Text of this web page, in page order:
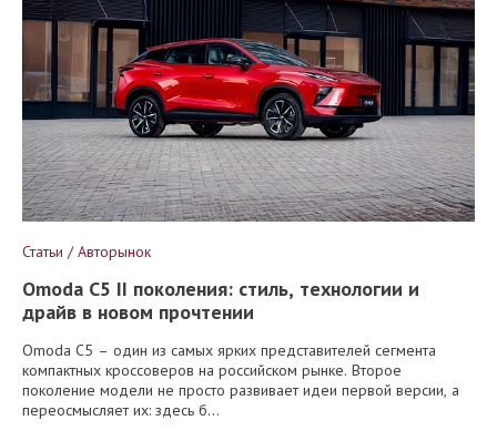
Статьи / Авторынок
Omoda C5 II поколения: стиль, технологии и
драйв в новом прочтении
Omoda C5 – один из самых ярких представителей сегмента
компактных кроссоверов на российском рынке. Второе
поколение модели не просто развивает идеи первой версии, а
переосмысляет их: здесь б...